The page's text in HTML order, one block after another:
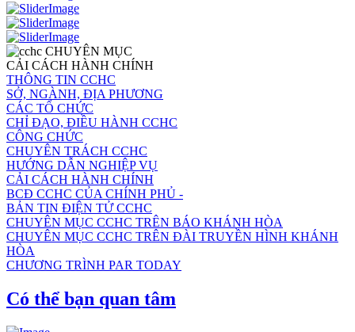
CHUYÊN MỤC
CẢI CÁCH HÀNH CHÍNH
THÔNG TIN CCHC
SỞ, NGÀNH, ĐỊA PHƯƠNG
CÁC TỔ CHỨC
CHỈ ĐẠO, ĐIỀU HÀNH CCHC
CÔNG CHỨC
CHUYÊN TRÁCH CCHC
HƯỚNG DẪN NGHIỆP VỤ
CẢI CÁCH HÀNH CHÍNH
BCĐ CCHC CỦA CHÍNH PHỦ -
BẢN TIN ĐIỆN TỬ CCHC
CHUYÊN MỤC CCHC TRÊN BÁO KHÁNH HÒA
CHUYÊN MỤC CCHC TRÊN ĐÀI TRUYỀN HÌNH KHÁNH
HÒA
CHƯƠNG TRÌNH PAR TODAY
Có thể bạn quan tâm